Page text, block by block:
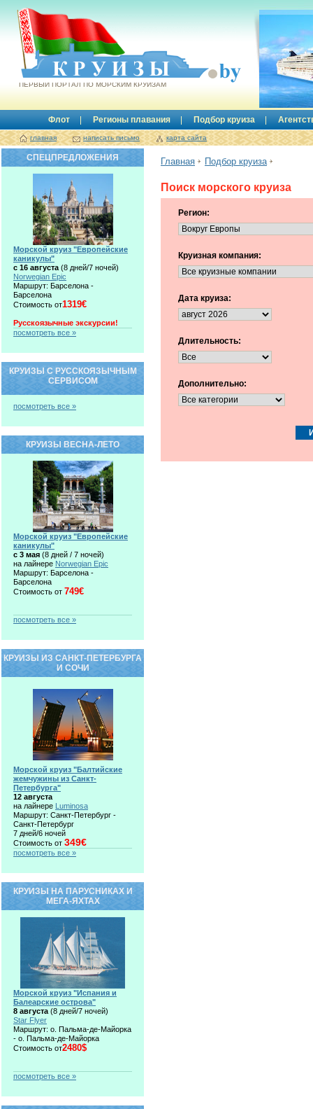
Круизы.by
ПЕРВЫЙ ПОРТАЛ ПО МОРСКИМ КРУИЗАМ
Флот Регионы плавания Подбор круиза
главная написать письмо карта сайта
Главная Подбор круиза
Поиск морского круиза
Регион:
Круизная компания:
Дата круиза:
Длительность:
Дополнительно:
СПЕЦПРЕДЛОЖЕНИЯ
Морской круиз "Европейские
каникулы"
с 16 августа (8 дней/7 ночей)
Norwegian Epic
Маршрут: Барселона -
Барселона
Стоимость от1319€
Русскоязычные экскурсии!
посмотреть все »
КРУИЗЫ С РУССКОЯЗЫЧНЫМ
СЕРВИСОМ
посмотреть все »
КРУИЗЫ ВЕСНА-ЛЕТО
Морской круиз "Европейские
каникулы"
c 3 мая (8 дней / 7 ночей)
на лайнере Norwegian Epic
Маршрут: Барселона -
Барселона
Стоимость от 749€
посмотреть все »
КРУИЗЫ ИЗ САНКТ-ПЕТЕРБУРГА
И СОЧИ
Морской круиз "Балтийские
жемчужины из Санкт-
Петербурга"
12 августа
на лайнере Luminosa
Маршрут: Санкт-Петербург -
Санкт-Петербург
7 дней/6 ночей
Стоимость от 349€
посмотреть все »
КРУИЗЫ НА ПАРУСНИКАХ И
МЕГА-ЯХТАХ
Морской круиз "Испания и
Балеарские острова"
8 августа (8 дней/7 ночей)
Star Flyer
Маршрут: о. Пальма-де-Майорка
- о. Пальма-де-Майорка
Стоимость от2480$
посмотреть все »